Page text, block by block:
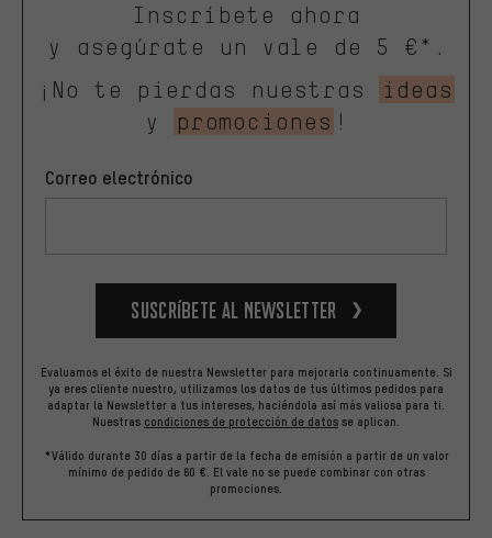
Inscríbete ahora
y asegúrate un vale de 5 €*.
¡No te pierdas nuestras
ideas
y
promociones !
Correo electrónico
Suscríbete al newsletter
Evaluamos el éxito de nuestra Newsletter para mejorarla continuamente. Si
ya eres cliente nuestro, utilizamos los datos de tus últimos pedidos para
adaptar la Newsletter a tus intereses, haciéndola así más valiosa para ti.
Nuestras condiciones de protección de datos se aplican.
*Válido durante 30 días a partir de la fecha de emisión a partir de un valor
mínimo de pedido de 60 €. El vale no se puede combinar con otras
promociones.